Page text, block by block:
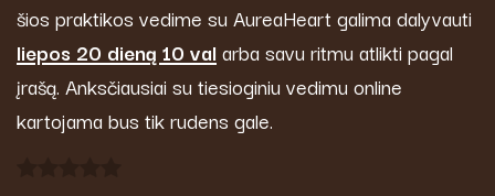
šios praktikos vedime su AureaHeart galima dalyvauti
liepos 20 dieną 10 val arba savu ritmu atlikti pagal
įrašą. Anksčiausiai su tiesioginiu vedimu online
kartojama bus tik rudens gale.